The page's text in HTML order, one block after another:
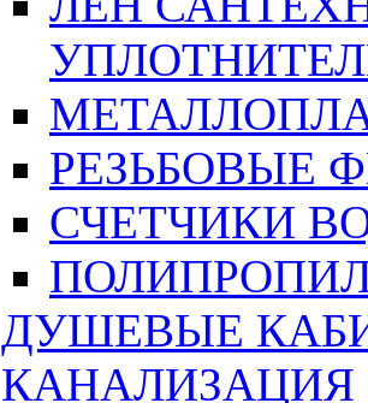
РЕЗЬБОВЫЕ
СЧЕТЧИКИ
ДУШЕВЫЕ
КАНАЛИЗАЦИЯ